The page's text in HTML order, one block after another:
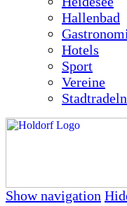
Hallenbad
Hotels
Sport
Vereine
Stadtradeln
Show navigation